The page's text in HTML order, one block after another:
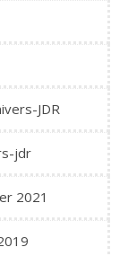
JDR
jdr
2021